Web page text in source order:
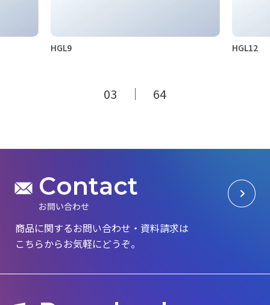
HGL9 HGL12
03 ｜ 64
Contact
お問い合わせ
商品に関するお問い合わせ・資料請求は
こちらからお気軽にどうぞ。